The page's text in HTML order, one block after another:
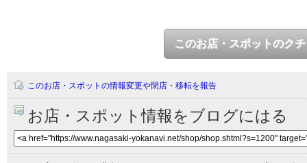
このお店・スポットのク
このお店・スポットの情報変更や閉店・移転を報告
お店・スポット情報をブログにはる